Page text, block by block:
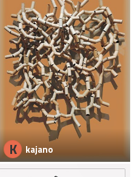
K kajano